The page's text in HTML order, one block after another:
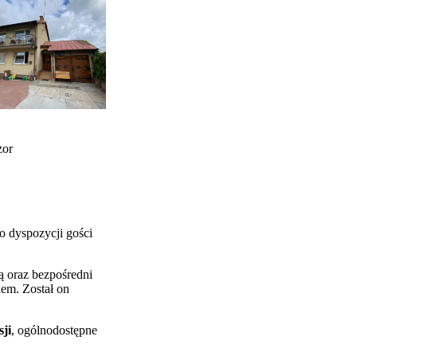
dyspozycji gości
oraz bezpośredni
Został on
, ogólnodostępne